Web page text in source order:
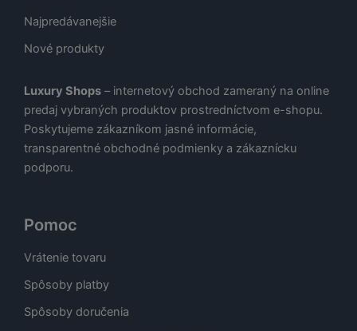
Najpredávanejšie
Nové produkty
Luxury Shops – internetový obchod zameraný na online
predaj vybraných produktov prostredníctvom e-shopu.
Poskytujeme zákazníkom jasné informácie,
transparentné obchodné podmienky a zákaznícku
podporu.
Pomoc
Vrátenie tovaru
Spôsoby platby
Spôsoby doručenia